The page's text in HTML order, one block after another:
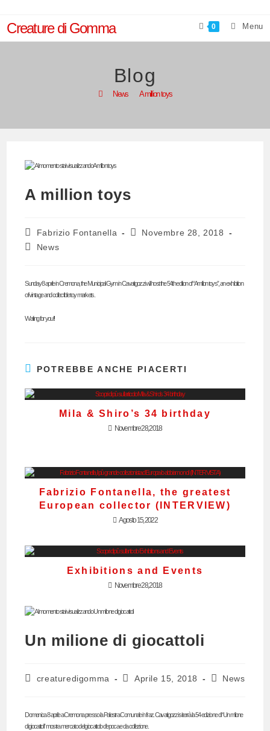
Creature di Gomma 0 Menu
Blog
News A million toys
A million toys
Autore
dell'articolo:
Fabrizio Fontanella
Articolo
Novembre 28, 2018
Categoria
News
Sunday 8 aprile in Cremona, the Municipal Gym in Cavatigozzi will host the 54th edition of “A million toys”, an exhibition
of vintage and collectible toy markets.
Waiting for you!!
POTREBBE ANCHE PIACERTI
Mila & Shiro’s 34 birthday
Novembre 28, 2018
Fabrizio Fontanella, the greatest
European collector (INTERVIEW)
Agosto 15, 2022
Exhibitions and Events
Novembre 28, 2018
Un milione di giocattoli
Autore
creaturedigomma
Articolo
Aprile 15, 2018
Categoria
News
Domenica 8 aprile a Cremona presso la Palestra Comunale in fraz. Cavatigozzi si terrà la 54 edizione di “Un milione
di giocattoli” mostra mercato del giocattolo d’epoca e da collezione.